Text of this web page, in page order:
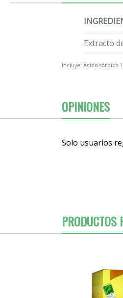
Extracto
Incluye: Ácido sórbico
OPINIONES
Solo usuarios
PRODUCTOS